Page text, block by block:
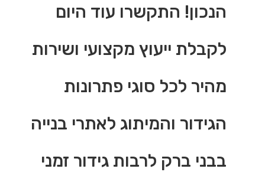
הנכון! התקשרו עוד היום
לקבלת ייעוץ מקצועי ושירות
מהיר לכל סוגי פתרונות
הגידור והמיתוג לאתרי בנייה
בבני ברק לרבות גידור זמני